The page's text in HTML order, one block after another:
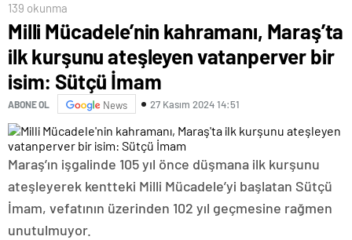
139 okunma
Milli Mücadele’nin kahramanı, Maraş’ta
ilk kurşunu ateşleyen vatanperver bir
isim: Sütçü İmam
ABONE OL News 27 Kasım 2024 14:51
Maraş’ın işgalinde 105 yıl önce düşmana ilk kurşunu
ateşleyerek kentteki Milli Mücadele’yi başlatan Sütçü
İmam, vefatının üzerinden 102 yıl geçmesine rağmen
unutulmuyor.